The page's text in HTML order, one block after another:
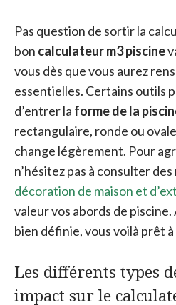
Pas question de sortir la
bon calculateur m3 piscine
vous dès que vous aurez
essentielles. Certains outils
d’entrer la forme de la
rectangulaire, ronde ou
change légèrement. Pour
n’hésitez pas à consulter
décoration de maison et
valeur vos abords de piscine.
bien définie, vous voilà prêt
Les différents types
impact sur le